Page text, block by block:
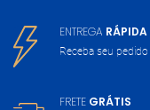
ENTREGA RÁPIDA
Receba seu
FRETE GRÁTIS